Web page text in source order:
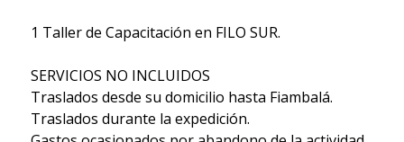
1 Taller de Capacitación en FILO SUR.
SERVICIOS NO INCLUIDOS
Traslados desde su domicilio hasta Fiambalá.
Traslados durante la expedición.